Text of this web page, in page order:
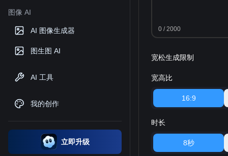
图像 AI
AI 图像生成器
图生图 AI
AI 工具
我的创作
立即升级
0 / 2000
宽松生成限制
宽高比
16:9
时长
8秒